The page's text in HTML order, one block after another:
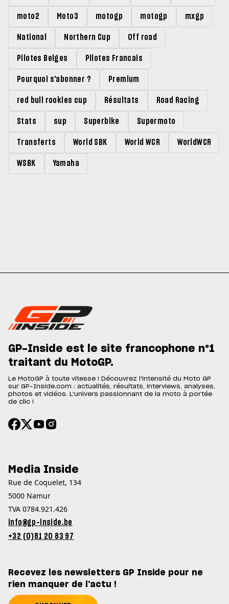
moto2 Moto3 motogp motogp mxgp
National Northern Cup Off road
Pilotes Belges Pilotes Francais
Pourquoi s'abonner ? Premium
red bull rookies cup Résultats Road Racing
Stats sup Superbike Supermoto
Transferts World SBK World WCR WorldWCR
WSBK Yamaha
GP-Inside est le site francophone n°1
traitant du MotoGP.
Le MotoGP à toute vitesse ! Découvrez l'intensité du Moto GP
sur GP-Inside.com : actualités, résultats, interviews, analyses,
photos et vidéos. L'univers passionnant de la moto à portée
de clic !
Media Inside
Rue de Coquelet, 134
5000 Namur
TVA 0784.921.426
info@gp-inside.be
+32 (0)81 20 83 97
Recevez les newsletters GP Inside pour ne
rien manquer de l'actu !